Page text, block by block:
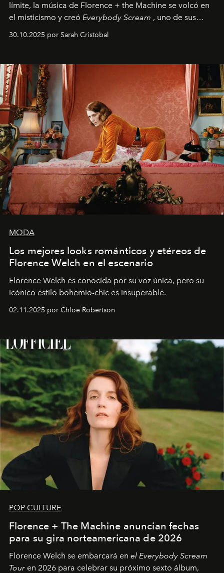
límite, la música de Florence + the Machine se volcó en
el misticismo y creó Everybody Scream , uno de sus
álbumes más profundos hasta la fecha.
30.10.2025 por Sarah Cristobal
MODA
Los mejores looks románticos y etéreos de
Florence Welch en el escenario
Florence Welch es conocida por su voz única, pero su
icónico estilo bohemio-chic es insuperable.
02.11.2025 por Chloe Robertson
POP CULTURE
Florence + The Machine anuncian fechas
para su gira norteamericana de 2026
Florence Welch se embarcará en el Everybody Scream
Tour en 2026 para celebrar su próximo sexto álbum,